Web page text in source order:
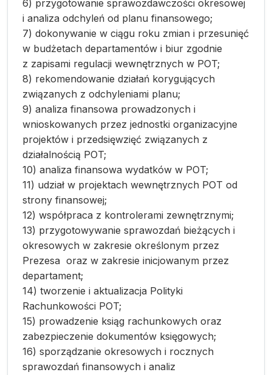
6) przygotowanie sprawozdawczości okresowej
i analiza odchyleń od planu finansowego;
7) dokonywanie w ciągu roku zmian i przesunięć
w budżetach departamentów i biur zgodnie
z zapisami regulacji wewnętrznych w POT;
8) rekomendowanie działań korygujących
związanych z odchyleniami planu;
9) analiza finansowa prowadzonych i
wnioskowanych przez jednostki organizacyjne
projektów i przedsięwzięć związanych z
działalnością POT;
10) analiza finansowa wydatków w POT;
11) udział w projektach wewnętrznych POT od
strony finansowej;
12) współpraca z kontrolerami zewnętrznymi;
13) przygotowywanie sprawozdań bieżących i
okresowych w zakresie określonym przez
Prezesa oraz w zakresie inicjowanym przez
departament;
14) tworzenie i aktualizacja Polityki
Rachunkowości POT;
15) prowadzenie ksiąg rachunkowych oraz
zabezpieczenie dokumentów księgowych;
16) sporządzanie okresowych i rocznych
sprawozdań finansowych i analiz